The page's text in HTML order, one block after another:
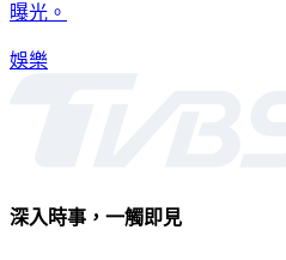
曝光。
娛樂
深入時事，一觸即見